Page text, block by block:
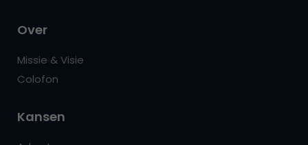
Over
Missie & Visie
Colofon
Kansen